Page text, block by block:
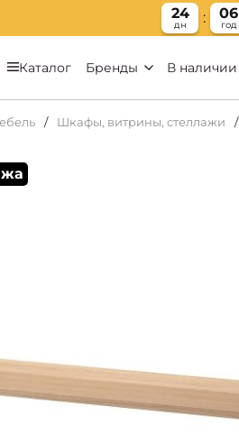
24
дн
06
год
Каталог Бренды В наличии
Шкафы, витрины, стеллажи